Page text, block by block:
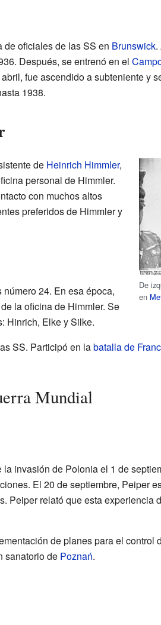
de oficiales de las SS en Brunswick.
Después, se entrenó en el
fue ascendido a subteniente y
1938.
De
en
de Heinrich Himmler,
personal de Himmler.
con muchos altos
preferidos de Himmler y
24. En esa época,
la oficina de Himmler. Se
Hinrich, Elke y Silke.
SS. Participó en labatalla de
Mundial
invasión de Polonia el 1 de
El 20 de septiembre, Peiper
Peiper relató que esta experiencia
de planes para el control
sanatorio de Poznań.